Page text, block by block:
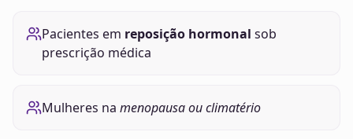
Pacientes em reposição hormonal sob
prescrição médica
Mulheres na menopausa ou climatério